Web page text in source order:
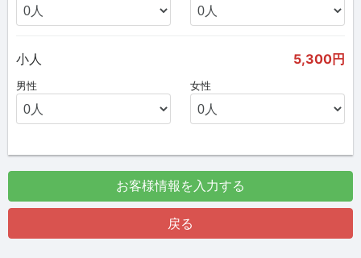
小人 5,300円
男性 女性
お客様情報を入力する
戻る